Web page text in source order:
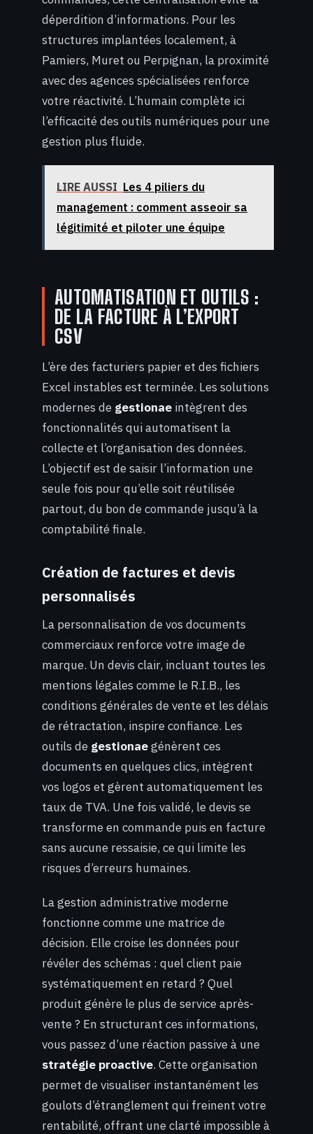
déperdition d’informations. Pour les
structures implantées localement, à
Pamiers, Muret ou Perpignan, la proximité
avec des agences spécialisées renforce
votre réactivité. L’humain complète ici
l’efficacité des outils numériques pour une
gestion plus fluide.
LIRE AUSSI Les 4 piliers du
management : comment asseoir sa
légitimité et piloter une équipe
AUTOMATISATION ET OUTILS :
DE LA FACTURE À L’EXPORT
CSV
L’ère des facturiers papier et des fichiers
Excel instables est terminée. Les solutions
modernes de gestionae intègrent des
fonctionnalités qui automatisent la
collecte et l’organisation des données.
L’objectif est de saisir l’information une
seule fois pour qu’elle soit réutilisée
partout, du bon de commande jusqu’à la
comptabilité finale.
Création de factures et devis
personnalisés
La personnalisation de vos documents
commerciaux renforce votre image de
marque. Un devis clair, incluant toutes les
mentions légales comme le R.I.B., les
conditions générales de vente et les délais
de rétractation, inspire confiance. Les
outils de gestionaegénèrent ces
documents en quelques clics, intègrent
vos logos et gèrent automatiquement les
taux de TVA. Une fois validé, le devis se
transforme en commande puis en facture
sans aucune ressaisie, ce qui limite les
risques d’erreurs humaines.
La gestion administrative moderne
fonctionne comme une matrice de
décision. Elle croise les données pour
révéler des schémas : quel client paie
systématiquement en retard ? Quel
produit génère le plus de service après-
vente ? En structurant ces informations,
vous passez d’une réaction passive à une
stratégie proactive. Cette organisation
permet de visualiser instantanément les
goulots d’étranglement qui freinent votre
rentabilité, offrant une clarté impossible à